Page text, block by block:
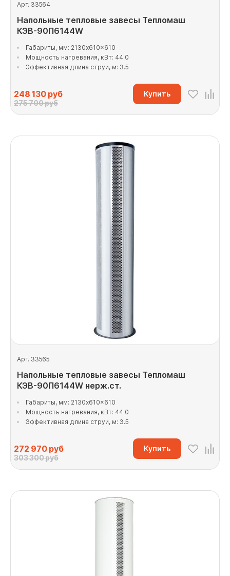
Арт. 33564
Напольные тепловые завесы Тепломаш
КЭВ-90П6144W
Габариты, мм: 2130x610x610
Мощность нагревания, кВт: 44.0
Эффективная длина струи, м: 3.5
248 130руб
275 700 руб
Купить
Арт. 33565
Напольные тепловые завесы Тепломаш
КЭВ-90П6144W нерж.ст.
Габариты, мм: 2130x610x610
Мощность нагревания, кВт: 44.0
Эффективная длина струи, м: 3.5
272 970руб
303 300 руб
Купить